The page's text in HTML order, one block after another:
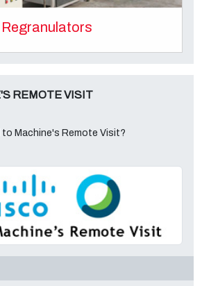
Regranulators
REMOTE VISIT
Machine's Remote Visit?